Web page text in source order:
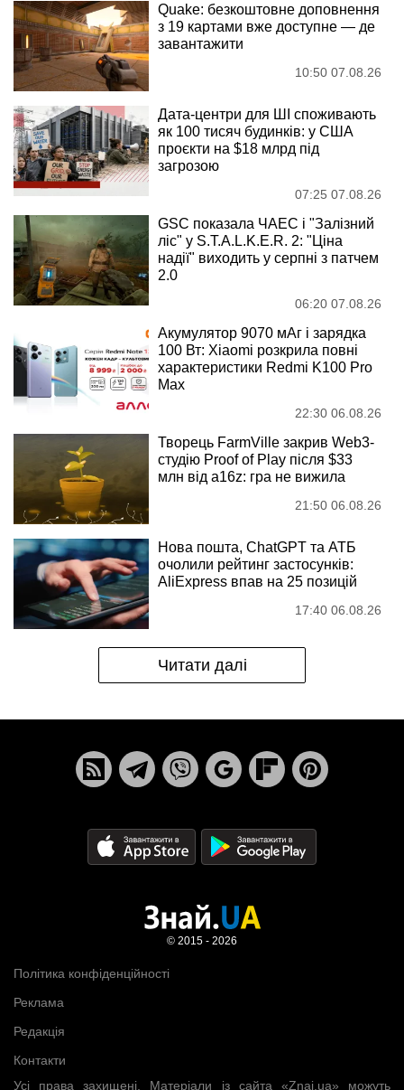
Quake: безкоштовне доповнення
з 19 картами вже доступне — де
завантажити
10:50 07.08.26
Дата-центри для ШІ споживають
як 100 тисяч будинків: у США
проєкти на $18 млрд під
загрозою
07:25 07.08.26
GSC показала ЧАЕС і "Залізний
ліс" у S.T.A.L.K.E.R. 2: "Ціна
надії" виходить у серпні з патчем
2.0
06:20 07.08.26
Акумулятор 9070 мАг і зарядка
100 Вт: Xiaomi розкрила повні
характеристики Redmi K100 Pro
Max
22:30 06.08.26
Творець FarmVille закрив Web3-
студію Proof of Play після $33
млн від a16z: гра не вижила
21:50 06.08.26
Нова пошта, ChatGPT та АТБ
очолили рейтинг застосунків:
AliExpress впав на 25 позицій
17:40 06.08.26
Читати далі
Усі права захищені. Матеріали із сайта «Znaj.ua» можуть
Політика конфіденційності
Реклама
Редакція
Контакти
© 2015 - 2026